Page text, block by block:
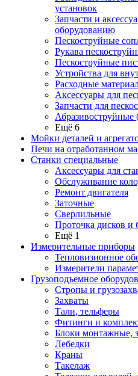
установок
Запчасти и
оборудованию
Пескоструйные
Рукава
Пескоструйные
Устройства для
Расходные
Аксессуары для
Запчасти для
Абразивоструйные
Ещё 6
Мойки деталей и
Печи на отработанном
Станки специальные
Аксессуары для
Обслуживание
Ремонт двигателя
Заточные
Сверлильные
Проточка дисков и
Ещё 1
Измерительные приборы
Тепловизионное
Измерители
Грузоподъемное
Стропы и
Захваты
Тали, тельферы
Фитинги и
Блоки монтажные,
Лебедки
Краны
Такелаж